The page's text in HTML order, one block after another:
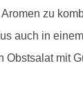
zu
auch in
Obstsalat mit